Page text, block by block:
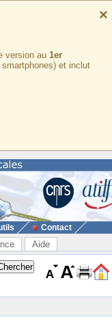
×
version au 1er
et inclut
Contact
Aide